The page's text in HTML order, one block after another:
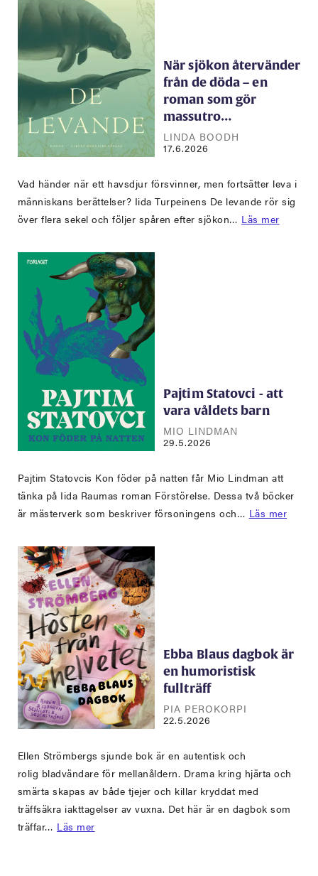
När sjökon återvänder
från de döda – en
roman som gör
massutro…
LINDA BOODH
17.6.2026
Vad händer när ett havsdjur försvinner, men fortsätter leva i
människans berättelser? Iida Turpeinens De levande rör sig
över flera sekel och följer spåren efter sjökon… Läs mer
Pajtim Statovci - att
vara våldets barn
MIO LINDMAN
29.5.2026
Pajtim Statovcis Kon föder på natten får Mio Lindman att
tänka på Iida Raumas roman Förstörelse. Dessa två böcker
är mästerverk som beskriver försoningens och… Läs mer
Ebba Blaus dagbok är
en humoristisk
fullträff
PIA PEROKORPI
22.5.2026
Ellen Strömbergs sjunde bok är en autentisk och
rolig bladvändare för mellanåldern. Drama kring hjärta och
smärta skapas av både tjejer och killar kryddat med
träffsäkra iakttagelser av vuxna. Det här är en dagbok som
träffar… Läs mer